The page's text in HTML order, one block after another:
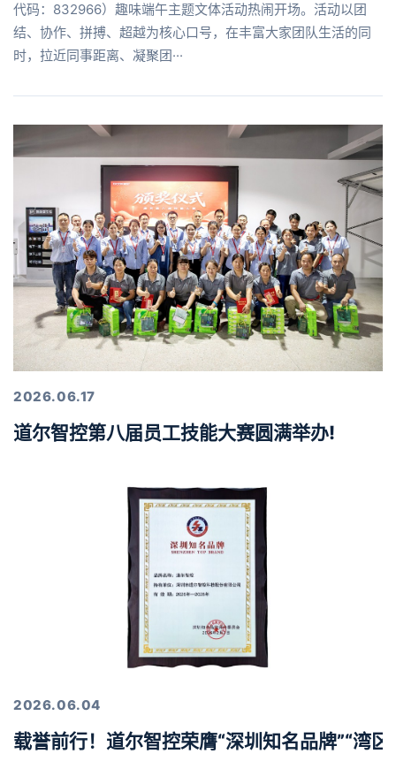
代码：832966）趣味端午主题文体活动热闹开场。活动以团
结、协作、拼搏、超越为核心口号，在丰富大家团队生活的同
时，拉近同事距离、凝聚团···
2026.06.17
道尔智控第八届员工技能大赛圆满举办!
2026.06.04
载誉前行！道尔智控荣膺“深圳知名品牌”“湾